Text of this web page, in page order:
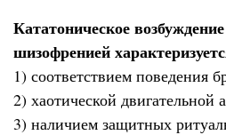
Кататоническое
шизофренией
1) соответствием поведения
2) хаотической двигательной
3) наличием защитных